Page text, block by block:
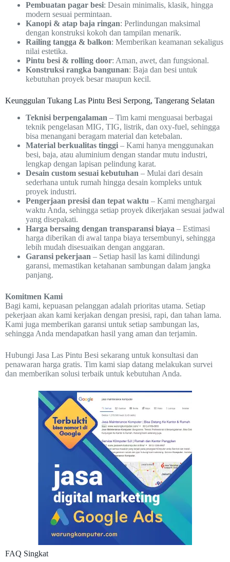
Pembuatan pagar besi: Desain minimalis, klasik, hingga
modern sesuai permintaan.
Kanopi & atap baja ringan: Perlindungan maksimal
dengan konstruksi kokoh dan tampilan menarik.
Railing tangga & balkon: Memberikan keamanan sekaligus
nilai estetika.
Pintu besi & rolling door: Aman, awet, dan fungsional.
Konstruksi rangka bangunan: Baja dan besi untuk
kebutuhan proyek besar maupun kecil.
Keunggulan Tukang Las Pintu Besi Serpong, Tangerang Selatan
Teknisi berpengalaman – Tim kami menguasai berbagai
teknik pengelasan MIG, TIG, listrik, dan oxy-fuel, sehingga
bisa menangani beragam material dan ketebalan.
Material berkualitas tinggi – Kami hanya menggunakan
besi, baja, atau aluminium dengan standar mutu industri,
lengkap dengan lapisan pelindung karat.
Desain custom sesuai kebutuhan – Mulai dari desain
sederhana untuk rumah hingga desain kompleks untuk
proyek industri.
Pengerjaan presisi dan tepat waktu – Kami menghargai
waktu Anda, sehingga setiap proyek dikerjakan sesuai jadwal
yang disepakati.
Harga bersaing dengan transparansi biaya – Estimasi
harga diberikan di awal tanpa biaya tersembunyi, sehingga
lebih mudah disesuaikan dengan anggaran.
Garansi pekerjaan – Setiap hasil las kami dilindungi
garansi, memastikan ketahanan sambungan dalam jangka
panjang.
Komitmen Kami
Bagi kami, kepuasan pelanggan adalah prioritas utama. Setiap
pekerjaan akan kami kerjakan dengan presisi, rapi, dan tahan lama.
Kami juga memberikan garansi untuk setiap sambungan las,
sehingga Anda mendapatkan hasil yang aman dan terjamin.
Hubungi Jasa Las Pintu Besi sekarang untuk konsultasi dan
penawaran harga gratis. Tim kami siap datang melakukan survei
dan memberikan solusi terbaik untuk kebutuhan Anda.
FAQ Singkat